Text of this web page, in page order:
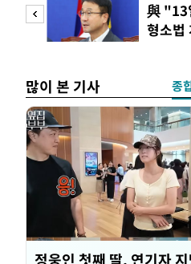
與 "13
형소법
많이 본 기사 종
정웅인 첫째 딸, 연기자